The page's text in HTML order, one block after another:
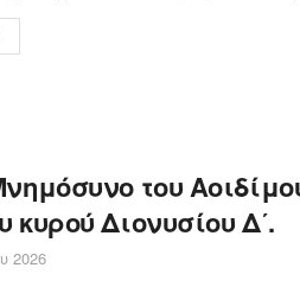
του
κυρού Διονυσίου Δ΄.
2026